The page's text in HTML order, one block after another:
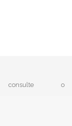
consulte o